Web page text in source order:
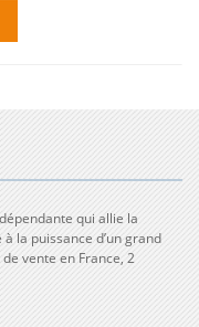
qui allie la
la puissance d’un grand
de vente en France, 2